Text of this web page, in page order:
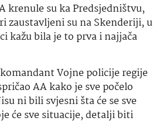
krenule su ka Predsjedništvu,
zaustavljeni su na Skenderiji, u
kažu bila je to prva i najjača
Vojne policije regije
AA kako je sve počelo
ni bili svjesni šta će se sve
će sve situacije, detalji biti